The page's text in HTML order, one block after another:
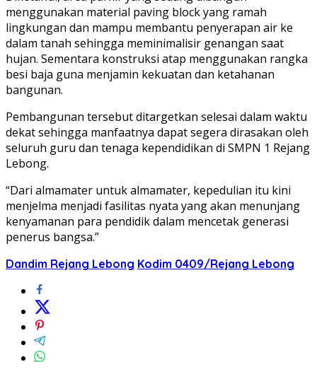
menggunakan material paving block yang ramah
lingkungan dan mampu membantu penyerapan air ke
dalam tanah sehingga meminimalisir genangan saat
hujan. Sementara konstruksi atap menggunakan rangka
besi baja guna menjamin kekuatan dan ketahanan
bangunan.
Pembangunan tersebut ditargetkan selesai dalam waktu
dekat sehingga manfaatnya dapat segera dirasakan oleh
seluruh guru dan tenaga kependidikan di SMPN 1 Rejang
Lebong.
“Dari almamater untuk almamater, kepedulian itu kini
menjelma menjadi fasilitas nyata yang akan menunjang
kenyamanan para pendidik dalam mencetak generasi
penerus bangsa.”
Dandim Rejang Lebong Kodim 0409/Rejang Lebong